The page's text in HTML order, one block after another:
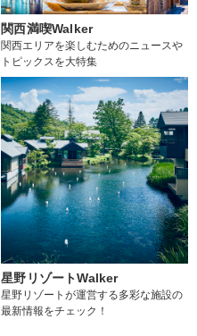
関西満喫Walker
関西エリアを楽しむためのニュースや
トピックスを大特集
星野リゾートWalker
星野リゾートが運営する多彩な施設の
最新情報をチェック！